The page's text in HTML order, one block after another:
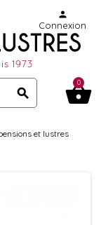
search
person
Connexion
shopping_basket
0
et lustres